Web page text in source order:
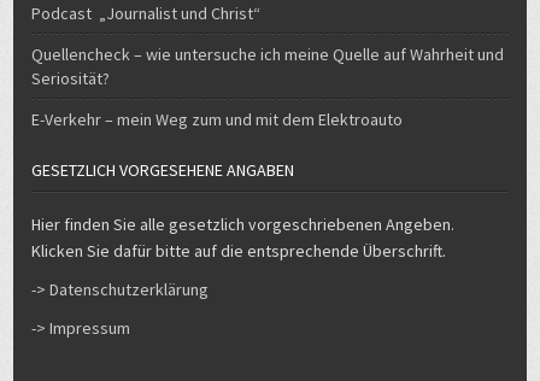
Podcast „Journalist und Christ“
Quellencheck – wie untersuche ich meine Quelle auf Wahrheit und
Seriosität?
E-Verkehr – mein Weg zum und mit dem Elektroauto
GESETZLICH VORGESEHENE ANGABEN
Hier finden Sie alle gesetzlich vorgeschriebenen Angeben.
Klicken Sie dafür bitte auf die entsprechende Überschrift.
-> Datenschutzerklärung
-> Impressum